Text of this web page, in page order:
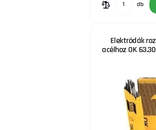
db
Elektródák
acélhoz OK